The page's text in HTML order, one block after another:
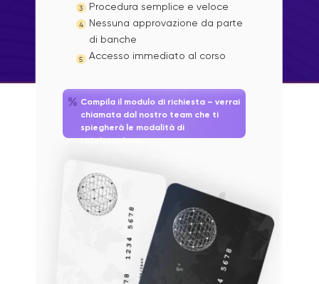
3
4
5
Procedura semplice e veloce
Nessuna approvazione da parte
di banche
Accesso immediato al corso
Compila il modulo di richiesta – verrai
chiamata dal nostro team che ti
spiegherà le modalità di
rateizzazione.